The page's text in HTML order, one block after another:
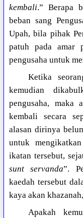
kembali.” Berapa
beban sang
Upah, bila pihak
patuh pada amar
pengusaha untuk
Ketika
kemudian
pengusaha, maka
kembali secara
alasan dirinya
untuk
ikatan tersebut,
sunt servanda”.
kaedah tersebut
kaya akan
Apakah